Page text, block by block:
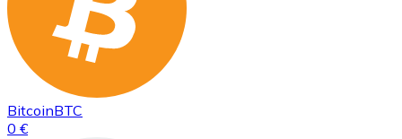
BitcoinBTC
0 €